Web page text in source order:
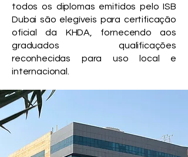
todos os diplomas emitidos pelo ISB
Dubai são elegíveis para certificação
oficial da KHDA, fornecendo aos
graduados qualificações
reconhecidas para uso local e
internacional.